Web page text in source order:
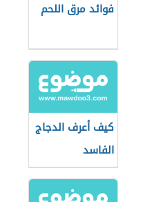
فوائد مرق اللحم
كيف أعرف الدجاج
الفاسد